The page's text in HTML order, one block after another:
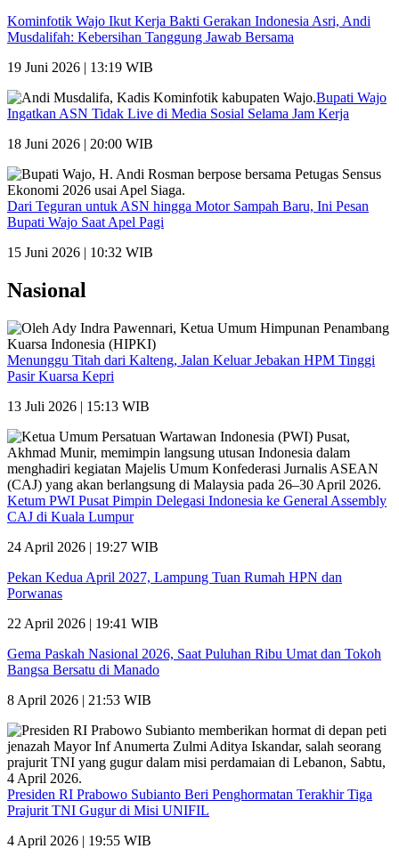
Kominfotik Wajo Ikut Kerja Bakti Gerakan Indonesia Asri, Andi
Musdalifah: Kebersihan Tanggung Jawab Bersama
19 Juni 2026 | 13:19 WIB
Bupati Wajo
Ingatkan ASN Tidak Live di Media Sosial Selama Jam Kerja
18 Juni 2026 | 20:00 WIB
Dari Teguran untuk ASN hingga Motor Sampah Baru, Ini Pesan
Bupati Wajo Saat Apel Pagi
15 Juni 2026 | 10:32 WIB
Nasional
Menunggu Titah dari Kalteng, Jalan Keluar Jebakan HPM Tinggi
Pasir Kuarsa Kepri
13 Juli 2026 | 15:13 WIB
Ketum PWI Pusat Pimpin Delegasi Indonesia ke General Assembly
CAJ di Kuala Lumpur
24 April 2026 | 19:27 WIB
Pekan Kedua April 2027, Lampung Tuan Rumah HPN dan
Porwanas
22 April 2026 | 19:41 WIB
Gema Paskah Nasional 2026, Saat Puluhan Ribu Umat dan Tokoh
Bangsa Bersatu di Manado
8 April 2026 | 21:53 WIB
Presiden RI Prabowo Subianto Beri Penghormatan Terakhir Tiga
Prajurit TNI Gugur di Misi UNIFIL
4 April 2026 | 19:55 WIB